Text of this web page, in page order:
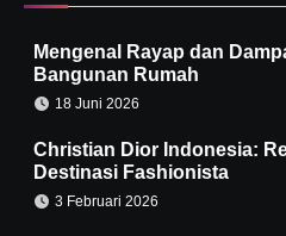
Mengenal Rayap dan
Bangunan Rumah
18 Juni 2026
Christian Dior Indonesia:
Destinasi Fashionista
3 Februari 2026